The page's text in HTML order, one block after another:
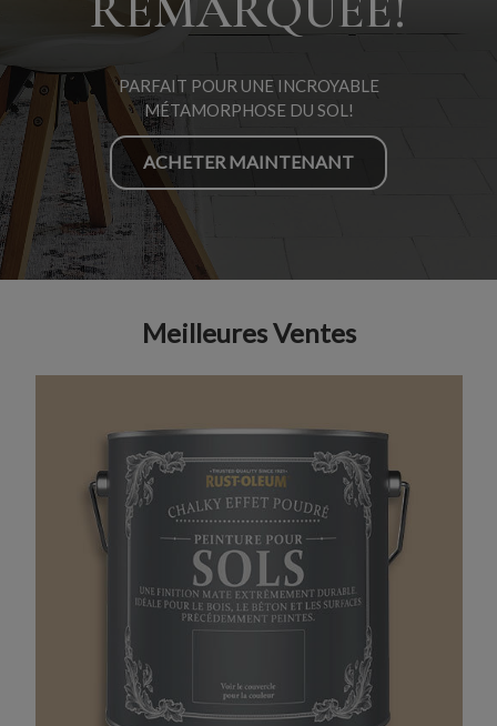
PARFAIT POUR UNE INCROYABLE
MÉTAMORPHOSE DU SOL!
ACHETER MAINTENANT
Meilleures Ventes